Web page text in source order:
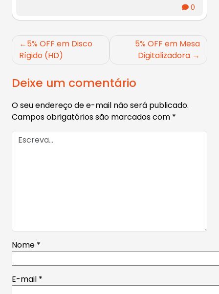
0
Navegação
de
5% OFF em Disco
Rígido (HD)
5% OFF em Mesa
Digitalizadora
Deixe um comentário
O seu endereço de e-mail não será publicado.
Campos obrigatórios são marcados com *
Nome *
E-mail *